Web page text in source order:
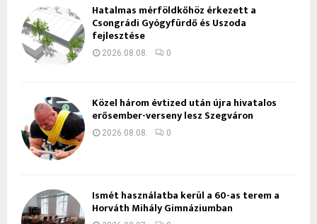
Hatalmas mérföldkőhöz érkezett a
Csongrádi Gyógyfürdő és Uszoda
fejlesztése
2026.08.08. 0
Közel három évtized után újra hivatalos
erősember-verseny lesz Szegváron
2026.08.08. 0
Ismét használatba kerül a 60-as terem a
Horváth Mihály Gimnáziumban